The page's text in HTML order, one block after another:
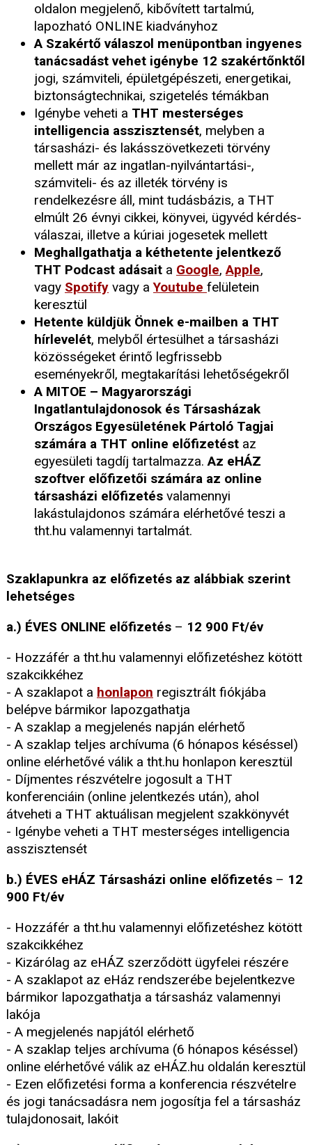
oldalon megjelenő, kibővített tartalmú,
lapozható ONLINE kiadványhoz
A Szakértő válaszol menüpontban ingyenes
tanácsadást vehet igénybe 12 szakértőnktől
jogi, számviteli, épületgépészeti, energetikai,
biztonságtechnikai, szigetelés témákban
Igénybe veheti a THT mesterséges
intelligencia asszisztensét, melyben a
társasházi- és lakásszövetkezeti törvény
mellett már az ingatlan-nyilvántartási-,
számviteli- és az illeték törvény is
rendelkezésre áll, mint tudásbázis, a THT
elmúlt 26 évnyi cikkei, könyvei, ügyvéd kérdés-
válaszai, illetve a kúriai jogesetek mellett
Meghallgathatja a kéthetente jelentkező
THT Podcast adásait a Google,Apple,
vagy Spotify vagy aYoutube felületein
keresztül
Hetente küldjük Önnek e-mailben a THT
hírlevelét, melyből értesülhet a társasházi
közösségeket érintő legfrissebb
eseményekről, megtakarítási lehetőségekről
A MITOE – Magyarországi
Ingatlantulajdonosok és Társasházak
Országos Egyesületének Pártoló Tagjai
számára a THT online előfizetést az
egyesületi tagdíj tartalmazza.Az eHÁZ
szoftver előfizetői számára az online
társasházi előfizetés valamennyi
lakástulajdonos számára elérhetővé teszi a
tht.hu valamennyi tartalmát.
Szaklapunkra az előfizetés az alábbiak szerint
lehetséges
a.) ÉVES ONLINE előfizetés – 12 900 Ft/év
- Hozzáfér a tht.hu valamennyi előfizetéshez kötött
szakcikkéhez
- A szaklapot a honlapon regisztrált fiókjába
belépve bármikor lapozgathatja
- A szaklap a megjelenés napján elérhető
- A szaklap teljes archívuma (6 hónapos késéssel)
online elérhetővé válik a tht.hu honlapon keresztül
- Díjmentes részvételre jogosult a THT
konferenciáin (online jelentkezés után), ahol
átveheti a THT aktuálisan megjelent szakkönyvét
- Igénybe veheti a THT mesterséges intelligencia
asszisztensét
b.) ÉVES eHÁZ Társasházi online előfizetés – 12
900 Ft/év
- Hozzáfér a tht.hu valamennyi előfizetéshez kötött
szakcikkéhez
- Kizárólag az eHÁZ szerződött ügyfelei részére
- A szaklapot az eHáz rendszerébe bejelentkezve
bármikor lapozgathatja a társasház valamennyi
lakója
- A megjelenés napjától elérhető
- A szaklap teljes archívuma (6 hónapos késéssel)
online elérhetővé válik az eHÁZ.hu oldalán keresztül
- Ezen előfizetési forma a konferencia részvételre
és jogi tanácsadásra nem jogosítja fel a társasház
tulajdonosait, lakóit